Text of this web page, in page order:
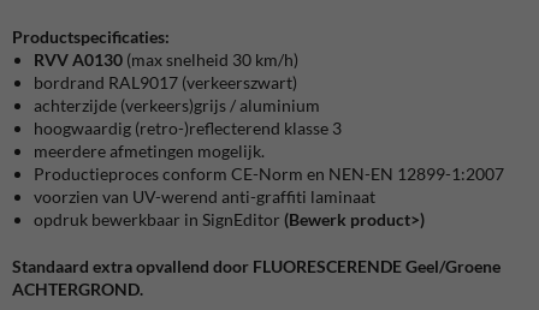
Productspecificaties:
RVV A0130 (max snelheid 30 km/h)
bordrand RAL9017 (verkeerszwart)
achterzijde (verkeers)grijs / aluminium
hoogwaardig (retro-)reflecterend klasse 3
meerdere afmetingen mogelijk.
Productieproces conform CE-Norm en NEN-EN 12899-1:2007
voorzien van UV-werend anti-graffiti laminaat
opdruk bewerkbaar in SignEditor (Bewerk product>)
Standaard extra opvallend door FLUORESCERENDE Geel/Groene
ACHTERGROND.